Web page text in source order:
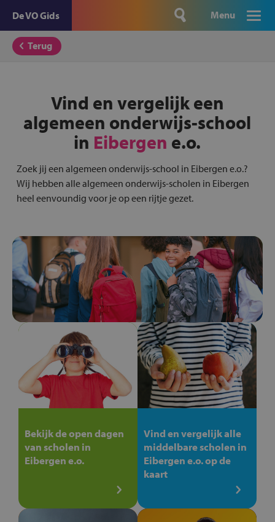
De VO Gids Menu
Terug
Vind en vergelijk een
algemeen onderwijs-school
in Eibergen e.o.
Zoek jij een algemeen onderwijs-school in Eibergen e.o.?
Wij hebben alle algemeen onderwijs-scholen in Eibergen
heel eenvoundig voor je op een rijtje gezet.
Bekijk de open dagen
van scholen in
Eibergen e.o.
Vind en vergelijk alle
middelbare scholen in
Eibergen e.o. op de
kaart